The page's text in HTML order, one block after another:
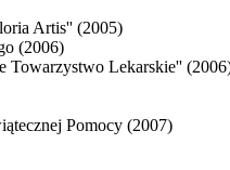
Artis'' (2005)
(2006)
Towarzystwo Lekarskie''
Pomocy (2007)